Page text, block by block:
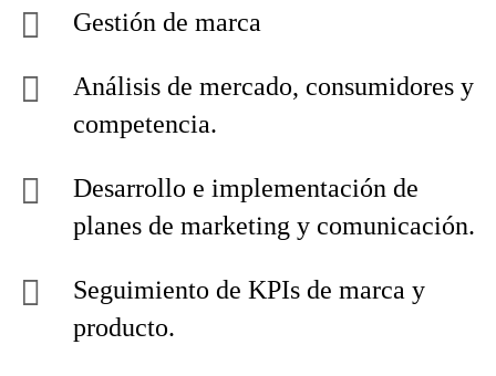
Gestión de marca
Análisis de mercado, consumidores y
competencia.
Desarrollo e implementación de
planes de marketing y comunicación.
Seguimiento de KPIs de marca y
producto.